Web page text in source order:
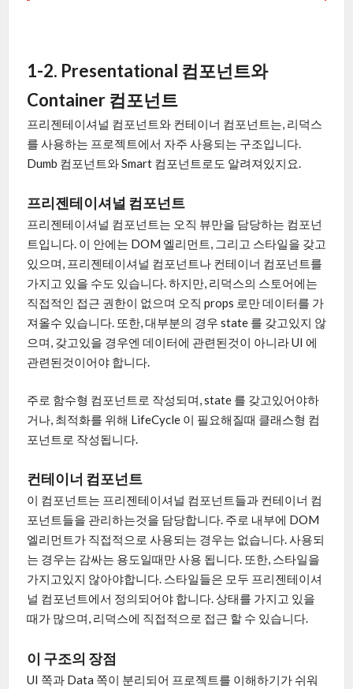
1-2. Presentational 컴포넌트와
Container 컴포넌트
프리젠테이셔널 컴포넌트와 컨테이너 컴포넌트는, 리덕스
를 사용하는 프로젝트에서 자주 사용되는 구조입니다.
Dumb 컴포넌트와 Smart 컴포넌트로도 알려져있지요.
프리젠테이셔널 컴포넌트
프리젠테이셔널 컴포넌트는 오직 뷰만을 담당하는 컴포넌
트입니다. 이 안에는 DOM 엘리먼트, 그리고 스타일을 갖고
있으며, 프리젠테이셔널 컴포넌트나 컨테이너 컴포넌트를
가지고 있을 수도 있습니다. 하지만, 리덕스의 스토어에는
직접적인 접근 권한이 없으며 오직 props 로만 데이터를 가
져올수 있습니다. 또한, 대부분의 경우 state 를 갖고있지 않
으며, 갖고있을 경우엔 데이터에 관련된것이 아니라 UI 에
관련된것이어야 합니다.
주로 함수형 컴포넌트로 작성되며, state 를 갖고있어야하
거나, 최적화를 위해 LifeCycle 이 필요해질때 클래스형 컴
포넌트로 작성됩니다.
컨테이너 컴포넌트
이 컴포넌트는 프리젠테이셔널 컴포넌트들과 컨테이너 컴
포넌트들을 관리하는것을 담당합니다. 주로 내부에 DOM
엘리먼트가 직접적으로 사용되는 경우는 없습니다. 사용되
는 경우는 감싸는 용도일때만 사용 됩니다. 또한, 스타일을
가지고있지 않아야합니다. 스타일들은 모두 프리젠테이셔
널 컴포넌트에서 정의되어야 합니다. 상태를 가지고 있을
때가 많으며, 리덕스에 직접적으로 접근 할 수 있습니다.
이 구조의 장점
UI 쪽과 Data 쪽이 분리되어 프로젝트를 이해하기가 쉬워